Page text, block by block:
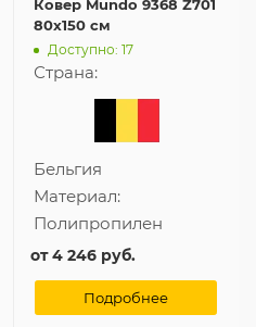
Ковер Mundo 9368 Z701
80x150 см
Доступно: 17
Страна:
Бельгия
Материал:
Полипропилен
от4 246 руб.
Подробнее